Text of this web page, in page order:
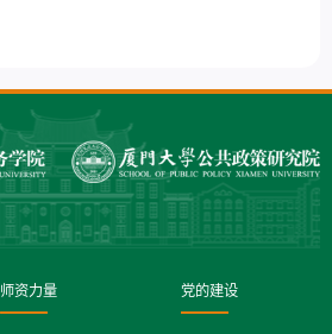
师资力量 党的建设